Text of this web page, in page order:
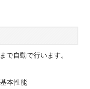
で自動で行います。